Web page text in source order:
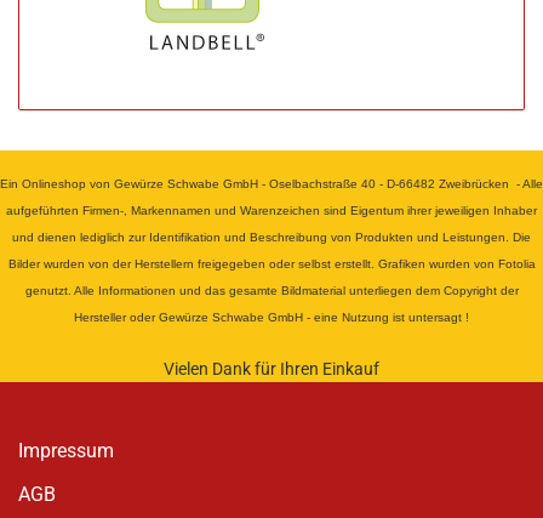
Ein Onlineshop von Gewürze Schwabe GmbH - Oselbachstraße 40 - D-66482 Zweibrücken - Alle
aufgeführten Firmen-, Markennamen und Warenzeichen sind Eigentum ihrer jeweiligen Inhaber
und dienen lediglich zur Identifikation und Beschreibung von Produkten und Leistungen. Die
Bilder wurden von der Herstellern freigegeben oder selbst erstellt. Grafiken wurden von Fotolia
genutzt. Alle Informationen und das gesamte Bildmaterial unterliegen dem Copyright der
Hersteller oder Gewürze Schwabe GmbH - eine Nutzung ist untersagt !
Vielen Dank für Ihren Einkauf
Impressum
AGB